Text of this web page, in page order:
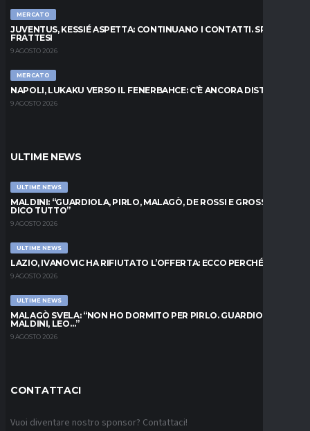
MERCATO
JUVENTUS, KESSIÉ ASPETTA: CONTINUANO I CONTATTI. SPUNTA
FRATTESI
9 AGOSTO 2026
MERCATO
NAPOLI, LUKAKU VERSO IL FENERBAHCE: C’È ANCORA DISTANZA
9 AGOSTO 2026
ULTIME NEWS
ULTIME NEWS
MALDINI: “GUARDIOLA, PIRLO, MALAGÒ, DE ROSSI E GROSSO: VI
DICO TUTTO”
9 AGOSTO 2026
ULTIME NEWS
LAZIO, IVANOVIC HA RIFIUTATO L’OFFERTA: ECCO PERCHÉ
9 AGOSTO 2026
ULTIME NEWS
MALAGÒ SVELA: “NON HO DORMITO PER PIRLO. GUARDIOLA,
MALDINI, LEO…”
9 AGOSTO 2026
CONTATTACI
Vuoi diventare nostro sponsor? Contattaci!